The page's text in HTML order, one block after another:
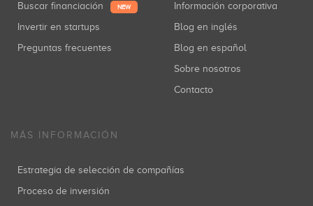
Buscar financiación NEW
Invertir en startups
Preguntas frecuentes
Información corporativa
Blog en inglés
Blog en español
Sobre nosotros
Contacto
MÁS INFORMACIÓN
Estrategia de selección de compañías
Proceso de inversión